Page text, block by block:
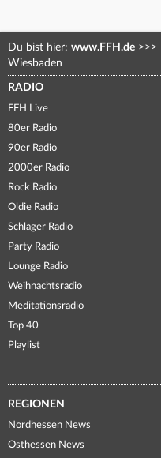
Du bist hier: www.FFH.de >>>
Wiesbaden
RADIO
FFH Live
80er Radio
90er Radio
2000er Radio
Rock Radio
Oldie Radio
Schlager Radio
Party Radio
Lounge Radio
Weihnachtsradio
Meditationsradio
Top 40
Playlist
REGIONEN
Nordhessen News
Osthessen News